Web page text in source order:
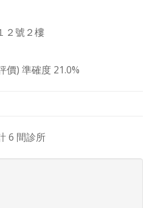
２號２樓
價) 準確度 21.0%
6 間診所